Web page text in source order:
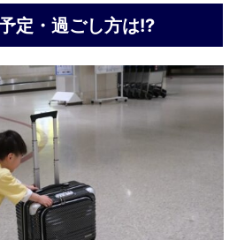
定・過ごし方は!?